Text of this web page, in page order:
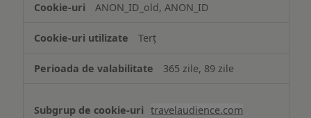
ANON_ID_old, ANON_ID
Terț
365 zile, 89 zile
travelaudience.com